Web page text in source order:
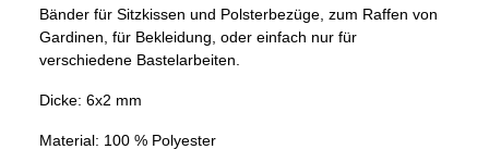
Bänder für Sitzkissen und Polsterbezüge, zum Raffen von
Gardinen, für Bekleidung, oder einfach nur für
verschiedene Bastelarbeiten.
Dicke: 6x2 mm
Material: 100 % Polyester